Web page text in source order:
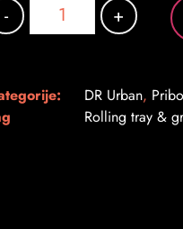
- +
DR Urban,
Rolling tray &